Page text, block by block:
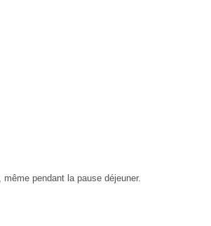
pendant la pause déjeuner.